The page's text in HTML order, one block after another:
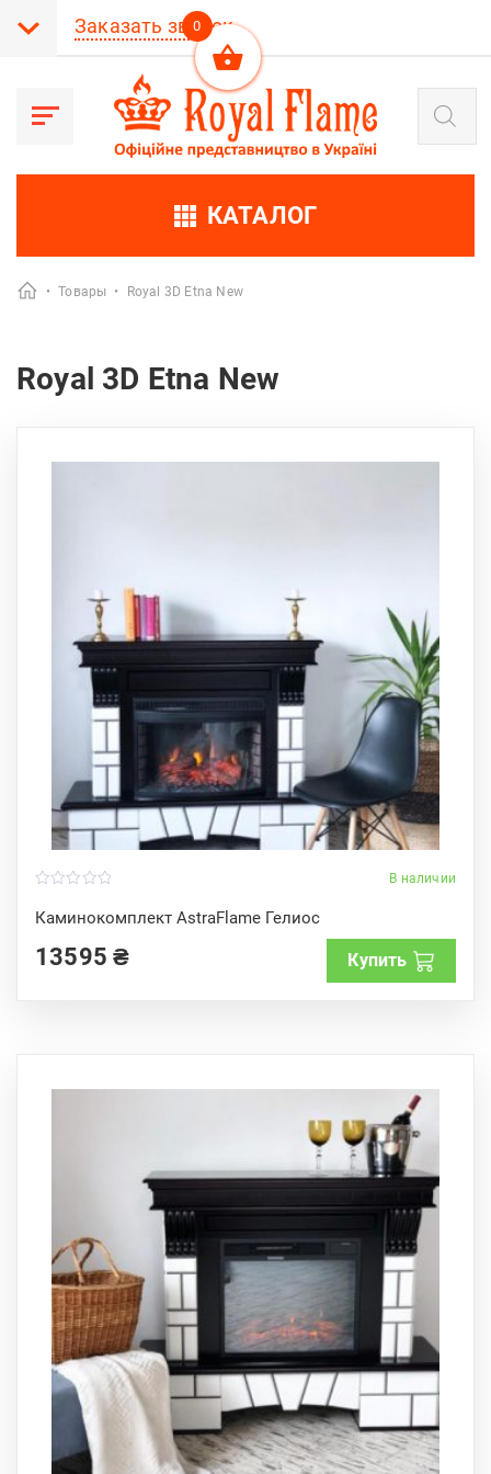
Заказать звонок
Поиск
товаров
КАТАЛОГ
• Товары • Royal 3D Etna New
Royal 3D Etna New
В наличии
Каминокомплект AstraFlame Гелиос
o
u
o
13595₴ Купить
0